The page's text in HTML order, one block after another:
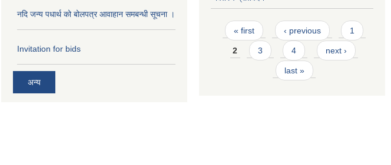
नदि जन्य पधार्थ को बोलपत्र आवाहान समबन्धी सूचना ।
Invitation for bids
अन्य
Pages
« first ‹ previous 1
2 3 4 next ›
last »